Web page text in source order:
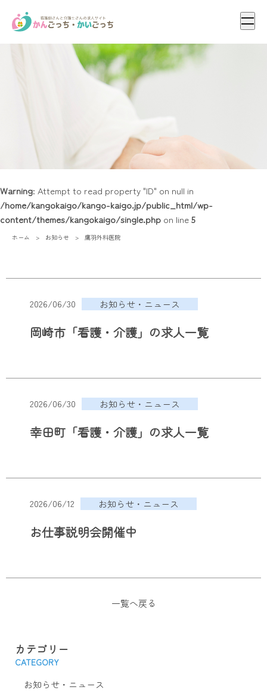
メニ
Warning: Attempt to read property "ID" on null in
/home/kangokaigo/kango-kaigo.jp/public_html/wp-
content/themes/kangokaigo/single.php on line5
ホーム お知らせ 鷹羽外科医院
2026/06/30 お知らせ・ニュース
岡崎市「看護・介護」の求人一覧
2026/06/30 お知らせ・ニュース
幸田町「看護・介護」の求人一覧
2026/06/12 お知らせ・ニュース
お仕事説明会開催中
一覧へ戻る
カテゴリー
CATEGORY
お知らせ・ニュース